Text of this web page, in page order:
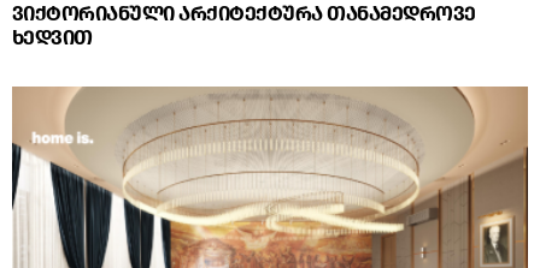
ვიქტორიანული არქიტექტურა თანამედროვე
ხედვით